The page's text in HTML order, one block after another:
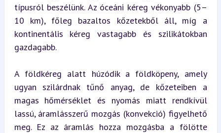
típusról beszélünk. Az óceáni kéreg vékonyabb (5–
10 km), főleg bazaltos kőzetekből áll, míg a
kontinentális kéreg vastagabb és szilikátokban
gazdagabb.
A földkéreg alatt húzódik a földköpeny, amely
ugyan szilárdnak tűnő anyag, de kőzeteiben a
magas hőmérséklet és nyomás miatt rendkívül
lassú, áramlásszerű mozgás (konvekció) figyelhető
meg. Ez az áramlás hozza mozgásba a fölötte